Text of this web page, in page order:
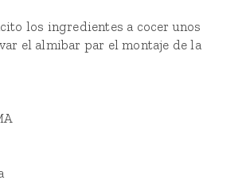
los ingredientes a cocer unos
el almibar par el montaje de la